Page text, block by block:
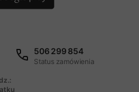
506 299 854
Status zamówienia